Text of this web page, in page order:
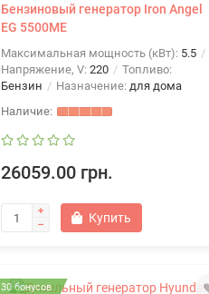
Бензиновый генератор Iron Angel
EG 5500ME
Максимальная мощность (кВт): 5.5
Напряжение, V: 220
Топливо:
Бензин
Назначение: для дома
26059.00 грн.
Купить
бонусов